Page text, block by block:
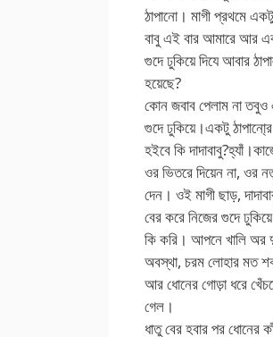
ঠাপানো। মাগী প্রথমে
বাবু এই বার আমারে আর
গুদে ঢুকিয়ে দিযে আবার
হয়েছে?
কোন জবাব পেলাম না তবুও
গুদে ঢুকিয়ে।একটু
হইবে কি
ওর ভিতরে দিয়েন না, ওর
দেন। ওই মাগী ছাড়,
বের করে নিজের গুদে
কি করি। আপনে খালি অর
অবস্থা, চরম লোহার মত
আর ধোনের গোড়া ধরে
গেল।
ধাতু বের হবার পর ধোনের